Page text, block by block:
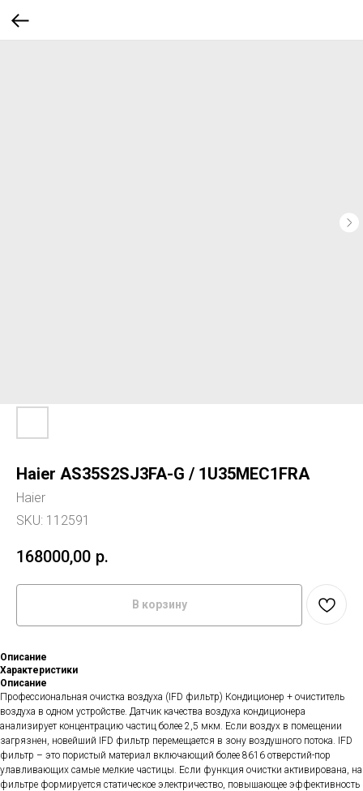
Haier AS35S2SJ3FA-G / 1U35MEC1FRA
Haier
SKU: 112591
168000,00 р.
В корзину
Описание
Характеристики
Описание
Профессиональная очистка воздуха (IFD фильтр) Кондиционер + очиститель
воздуха в одном устройстве. Датчик качества воздуха кондиционера
анализирует концентрацию частиц более 2,5 мкм. Если воздух в помещении
загрязнен, новейший IFD фильтр перемещается в зону воздушного потока. IFD
фильтр – это пористый материал включающий более 8616 отверстий-пор
улавливающих самые мелкие частицы. Если функция очистки активирована, на
фильтре формируется статическое электричество, повышающее эффективность